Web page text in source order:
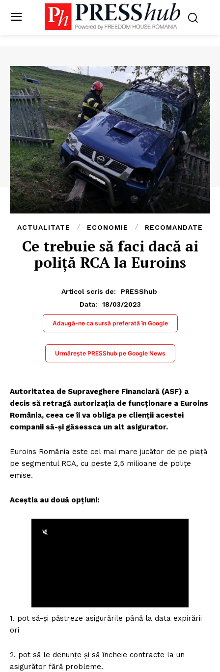
ACTUALITATE ECONOMIE RECOMANDATE
Ce trebuie să faci dacă ai
poliță RCA la Euroins
Articol scris de:
PRESShub
Data:
18/03/2023
Adaugă-ne ca sursă preferată în Google
Urmărește PRESShub pe Google News
Autoritatea de Supraveghere Financiară (ASF) a
decis să retragă autorizația de funcționare a Euroins
România, ceea ce îi va obliga pe clienții acestei
companii să-și găsessca un alt asigurator.
Euroins România este cel mai mare jucător de pe piață
pe segmentul RCA, cu peste 2,5 milioane de polițe
emise.
Aceștia au două opțiuni:
1. pot să-și păstreze asigurările până la data expirării
ori
2. pot să le denunțe și să încheie contracte la un
asigurător fără probleme.